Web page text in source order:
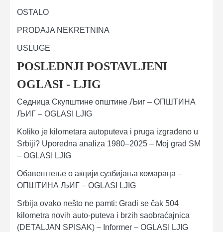
OSTALO
PRODAJA NEKRETNINA
USLUGE
POSLEDNJI POSTAVLJENI
OGLASI - LJIG
Седница Скупштине општине Љиг – ОПШТИНА
ЉИГ – OGLASI LJIG
Koliko je kilometara autoputeva i pruga izgrađeno u
Srbiji? Uporedna analiza 1980–2025 – Moj grad SM
– OGLASI LJIG
Обавештење о акцији сузбијања комараца –
ОПШТИНА ЉИГ – OGLASI LJIG
Srbija ovako nešto ne pamti: Gradi se čak 504
kilometra novih auto-puteva i brzih saobraćajnica
(DETALJAN SPISAK) – Informer – OGLASI LJIG